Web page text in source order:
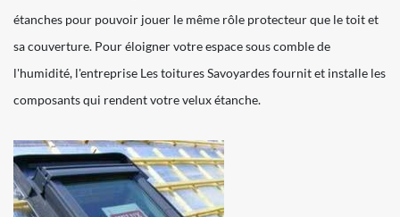
étanches pour pouvoir jouer le même rôle protecteur que le toit et
sa couverture. Pour éloigner votre espace sous comble de
l'humidité, l'entreprise Les toitures Savoyardes fournit et installe les
composants qui rendent votre velux étanche.